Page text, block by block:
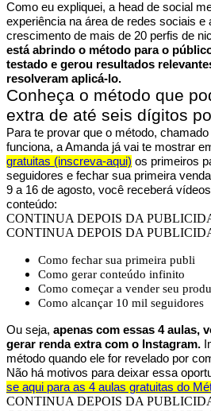
Como eu expliquei, a head de social
experiência na área de redes sociais e
crescimento de mais de 20 perfis de
está abrindo o método para o
testado e gerou resultados
resolveram aplicá-lo.
Conheça o método que
extra de até seis dígitos
Para te provar que o método,
funciona, a Amanda já vai te mostrar
gratuitas (inscreva-aqui) os primeiros
seguidores e fechar sua primeira
9 a 16 de agosto, você receberá
conteúdo:
CONTINUA DEPOIS DA
CONTINUA DEPOIS DA
Como fechar sua primeira publi
Como gerar conteúdo infinito
Como começar a vender seu
Como alcançar 10 mil seguidores
Ou seja, apenas com essas 4 aulas,
gerar renda extra com o Instagram.
método quando ele for revelado por
Não há motivos para deixar essa
se aqui para as 4 aulas gratuitas do
CONTINUA DEPOIS DA